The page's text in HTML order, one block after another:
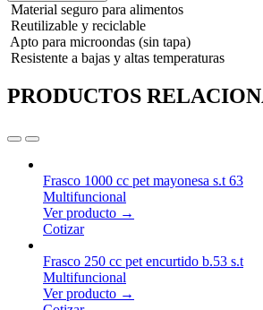
Material seguro para alimentos
Reutilizable y reciclable
Apto para microondas (sin tapa)
Resistente a bajas y altas temperaturas
PRODUCTOS
Frasco 1000 cc pet mayonesa s.t 63
Multifuncional
Ver producto →
Cotizar
Frasco 250 cc pet encurtido b.53 s.t
Multifuncional
Ver producto →